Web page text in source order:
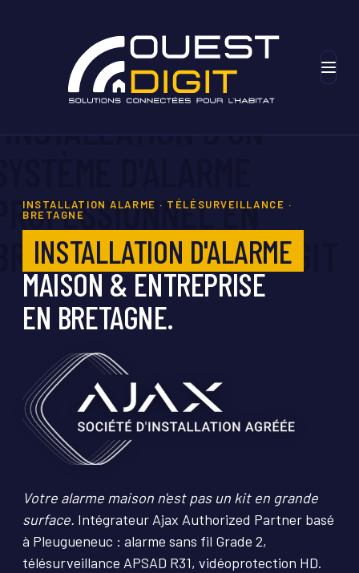
INSTALLATION ALARME · TÉLÉSURVEILLANCE ·
BRETAGNE
INSTALLATION D'ALARME
MAISON & ENTREPRISE
EN BRETAGNE.
Votre alarme maison n'est pas un kit en grande
surface. Intégrateur Ajax Authorized Partner basé
à Pleugueneuc : alarme sans fil Grade 2,
télésurveillance APSAD R31, vidéoprotection HD.